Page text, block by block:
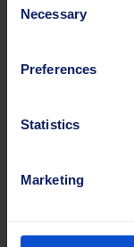
Selection
Necessary
Preferences
Statistics
Marketing
harja